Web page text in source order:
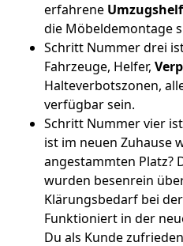
erfahrene
die Möbeldemontage
Schritt Nummer drei
Fahrzeuge, Helfer,
Halteverbotszonen,
verfügbar sein.
Schritt Nummer vier
ist im neuen Zuhause
angestammten Platz?
wurden besenrein
Klärungsbedarf bei
Funktioniert in der
Du als Kunde